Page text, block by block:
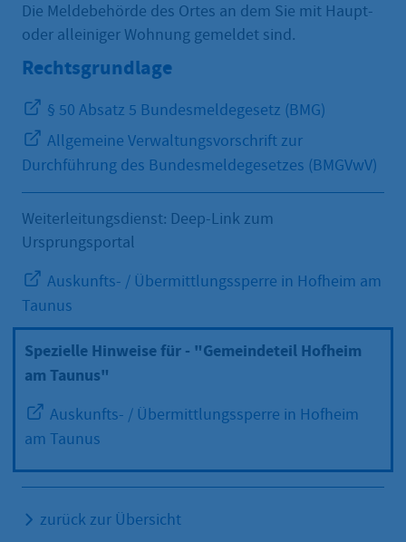
Die Meldebehörde des Ortes an dem Sie mit Haupt-
oder alleiniger Wohnung gemeldet sind.
Rechtsgrundlage
§ 50 Absatz 5 Bundesmeldegesetz (BMG)
Allgemeine Verwaltungsvorschrift zur
Durchführung des Bundesmeldegesetzes (BMGVwV)
Weiterleitungsdienst: Deep-Link zum
Ursprungsportal
Auskunfts- / Übermittlungssperre in Hofheim am
Taunus
Spezielle Hinweise für - "Gemeindeteil Hofheim
am Taunus"
Auskunfts- / Übermittlungssperre in Hofheim
am Taunus
zurück zur Übersicht